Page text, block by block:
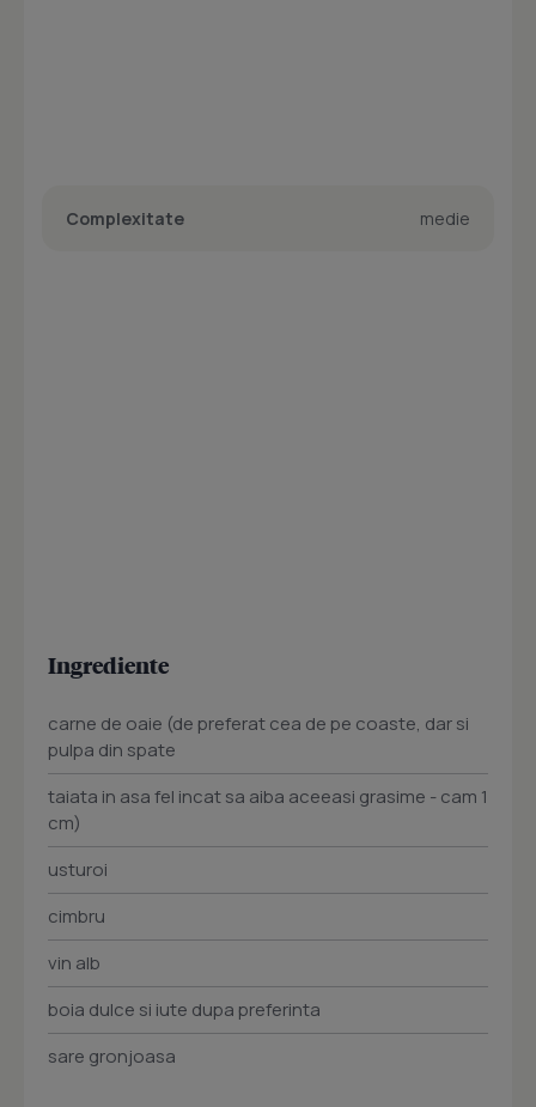
Complexitate medie
Ingrediente
carne de oaie (de preferat cea de pe coaste, dar si
pulpa din spate
taiata in asa fel incat sa aiba aceeasi grasime - cam 1
cm)
usturoi
cimbru
vin alb
boia dulce si iute dupa preferinta
sare gronjoasa